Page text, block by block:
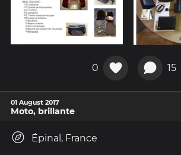
0 15
01 August 2017
Moto, brillante
Épinal, France